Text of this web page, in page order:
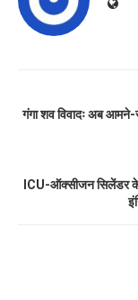
गंगा शव विवादः अब आमने-
ICU-ऑक्सीजन सिलेंडर के